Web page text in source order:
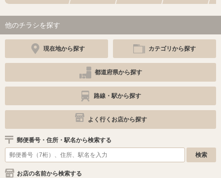
他のチラシを探す
現在地から探す カテゴリから探す
都道府県から探す
路線・駅から探す
よく行くお店から探す
郵便番号・住所・駅名から検索する
お店の名前から検索する